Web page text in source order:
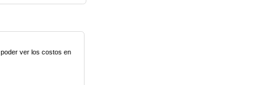
ver los costos en